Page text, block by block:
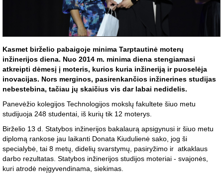
Kasmet birželio pabaigoje minima Tarptautinė moterų
inžinerijos diena. Nuo 2014 m. minima diena stengiamasi
atkreipti dėmesį į moteris, kurios kuria inžineriją ir puoselėja
inovacijas. Nors merginos, pasirenkančios inžinerines studijas
nebestebina, tačiau jų skaičius vis dar labai nedidelis.
Panevėžio kolegijos Technologijos mokslų fakultete šiuo metu
studijuoja 248 studentai, iš kurių tik 12 moterys.
Birželio 13 d. Statybos inžinerijos bakalaurą apsigynusi ir šiuo metu
diplomą rankose jau laikanti Donata Kiudulienė sako, jog ši
specialybė, tai 8 metų, didelių svarstymų, pasiryžimo ir atkaklaus
darbo rezultatas. Statybos inžinerijos studijos moteriai - svajonės,
kuri atrodė neįgyvendinama, siekimas.